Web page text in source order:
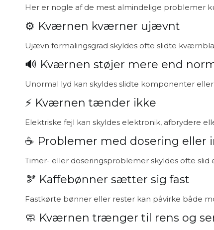
Her er nogle af de mest almindelige problemer
⚙️ Kværnen kværner ujævnt
Ujævn formalingsgrad skyldes ofte slidte
🔊 Kværnen støjer mere end
Unormal lyd kan skyldes slidte komponenter
⚡ Kværnen tænder ikke
Elektriske fejl kan skyldes elektronik, afbrydere
☕ Problemer med dosering eller
Timer- eller doseringsproblemer skyldes ofte slid
🫘 Kaffebønner sætter sig fast
Fastkørte bønner eller rester kan påvirke både
🧼 Kværnen trænger til rens og